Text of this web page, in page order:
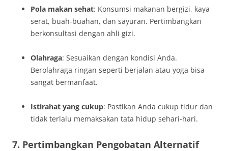
Pola makan sehat: Konsumsi makanan bergizi, kaya
serat, buah-buahan, dan sayuran. Pertimbangkan
berkonsultasi dengan ahli gizi.
Olahraga: Sesuaikan dengan kondisi Anda.
Berolahraga ringan seperti berjalan atau yoga bisa
sangat bermanfaat.
Istirahat yang cukup: Pastikan Anda cukup tidur dan
tidak terlalu memaksakan tata hidup sehari-hari.
7. Pertimbangkan Pengobatan Alternatif